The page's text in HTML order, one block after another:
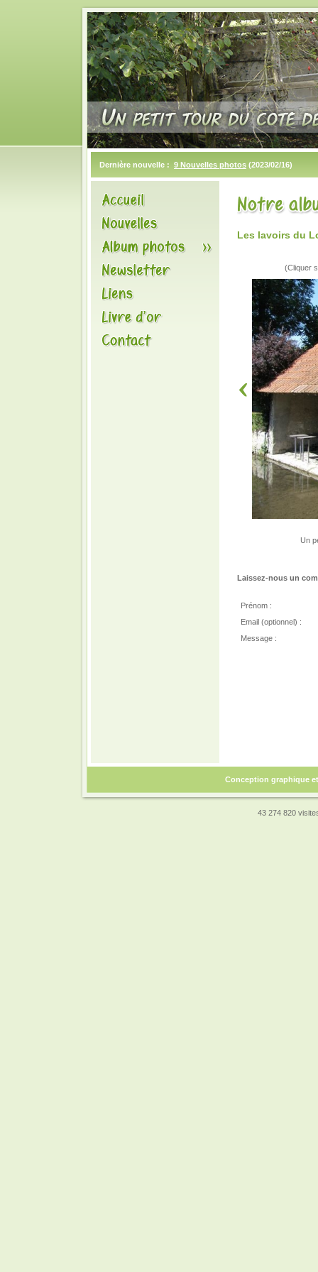
Dernière nouvelle : 9 Nouvelles photos (2023/02/16)
Les lavoirs du
(Cliquer
Un
Laissez-nous un
Prénom :
Email (optionnel) :
Message :
Conception graphique
43 274 820